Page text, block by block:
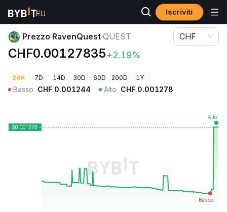
Iscriviti
Prezzi Crypto
Prezzo RavenQuest QUEST
CHF0.00127835+2.19%
CHF
24H 7D 14D 30D 60D 200D 1Y
Basso CHF 0.001244 Alto CHF 0.001278